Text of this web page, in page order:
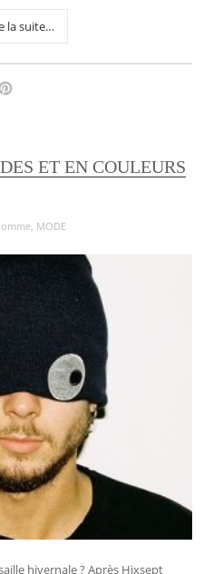
la suite…
ET EN COULEURS
, MODE
hivernale ? Après Hixsept